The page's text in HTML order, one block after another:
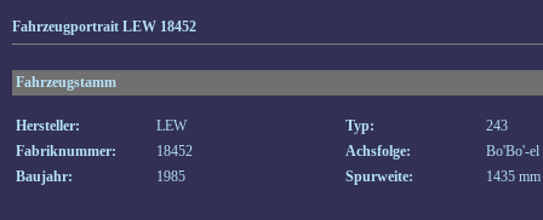
Fahrzeugportrait LEW 18452
Fahrzeugstamm
Hersteller: LEW Typ:
243
Fabriknummer:
18452 Achsfolge:
Bo'Bo'-el
Baujahr:
1985 Spurweite: 1435 mm